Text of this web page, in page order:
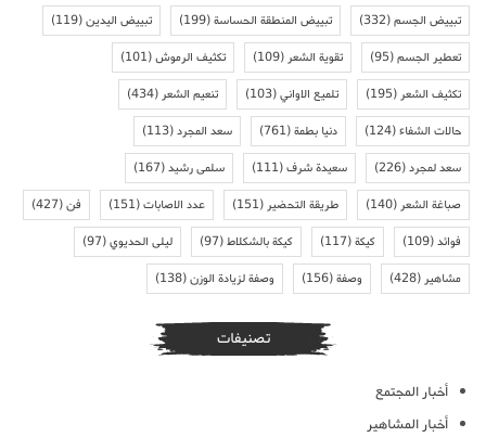
تبييض الجسم(332) تبييض المنطقة الحساسة(199) تبييض اليدين(119)
تعطير الجسم(95) تقوية الشعر(109) تكثيف الرموش(101)
تكثيف الشعر(195) تلميع الاواني(103) تنعيم الشعر(434)
حالات الشفاء(124) دنيا بطمة(761) سعد المجرد(113)
سعد لمجرد(226) سعيدة شرف(111) سلمى رشيد(167)
صباغة الشعر(140) طريقة التحضير(151) عدد الاصابات(151) فن(427)
فوائد(109) كيكة(117) كيكة بالشكلاط(97) ليلى الحديوي(97)
مشاهير(428) وصفة(156) وصفة لزيادة الوزن(138)
تصنيفات
أخبار المجتمع
أخبار المشاهير